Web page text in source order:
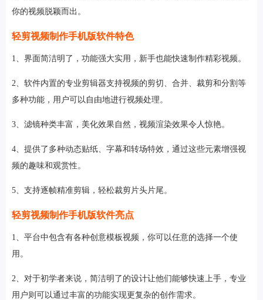
你的视频脱颖而出。
轻剪视频制作手机版软件特色
1、界面简洁明了，功能强大实用，新手也能快速制作精彩视频。
2、软件内置的专业剪辑器支持视频的剪切、合并、裁剪和分割等
多种功能，用户可以自由地进行视频处理。
3、滤镜种类丰富，美化效果自然，视频渲染效果令人惊艳。
4、提供了多种动态贴纸、字幕和转场特效，通过这些元素增强视
频的趣味和观赏性。
5、支持逐帧精准剪辑，轻松裁剪片头片尾。
轻剪视频制作手机版软件亮点
1、平台中包含有各种创意模板视频，你可以任意的选择一个使
用。
2、对于初学者来说，简洁明了的设计让他们能够快速上手，专业
用户则可以通过丰富的功能实现更复杂的创作需求。